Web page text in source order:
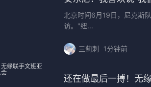
北京时间6月19日，尼克斯
访。"纽...
三薊刺 1分钟前
还在做最后一搏！无